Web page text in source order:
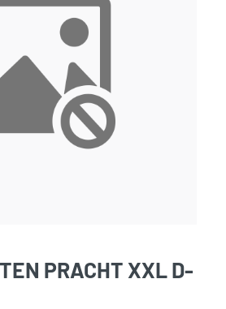
PRACHT XXL D-